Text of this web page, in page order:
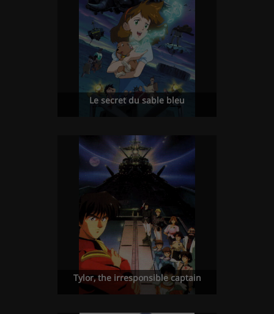
Le secret du sable bleu
Tylor, the irresponsible captain